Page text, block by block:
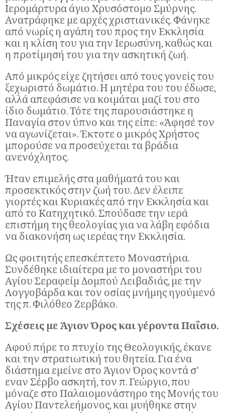
Ιερομάρτυρα άγιο Χρυσόστομο Σμύρνης.
Ανατράφηκε με αρχές χριστιανικές. Φάνηκε
από νωρίς η αγάπη του προς την Εκκλησία
και η κλίση του για την Ιερωσύνη, καθώς και
η προτίμησή του για την ασκητική ζωή.
Από μικρός είχε ζητήσει από τους γονείς του
ξεχωριστό δωμάτιο. Η μητέρα του του έδωσε,
αλλά απεφάσισε να κοιμάται μαζί του στο
ίδιο δωμάτιο. Τότε της παρουσιάστηκε η
Παναγία στον ύπνο και της είπε: «Άφησέ τον
να αγωνίζεται». Έκτοτε ο μικρός Χρήστος
μπορούσε να προσεύχεται τα βράδια
ανενόχλητος.
Ήταν επιμελής στα μαθήματά του και
προσεκτικός στην ζωή του. Δεν έλειπε
γιορτές και Κυριακές από την Εκκλησία και
από το Κατηχητικό. Σπούδασε την ιερά
επιστήμη της θεολογίας για να λάβη εφόδια
να διακονήση ως ιερέας την Εκκλησία.
Ως φοιτητής επεσκέπτετο Μοναστήρια.
Συνδέθηκε ιδιαίτερα με το μοναστήρι του
Αγίου Σεραφείμ Δομπού Λειβαδιάς, με την
Λογγοβάρδα και τον οσίας μνήμης ηγούμενό
της π. Φιλόθεο Ζερβάκο.
Σχέσεις με Άγιον Όρος και γέροντα Παΐσιο.
Αφού πήρε το πτυχίο της Θεολογικής, έκανε
και την στρατιωτική του θητεία. Για ένα
διάστημα εμείνε στο Άγιον Όρος κοντά σ’
εναν Σέρβο ασκητή, τον π. Γεώργιο, που
μόναζε στο Παλαιομονάστηρο της Μονής του
Αγίου Παντελεήμονος, και μυήθηκε στην